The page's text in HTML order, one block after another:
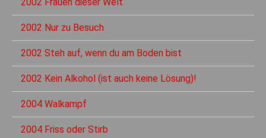
2002 Nur zu Besuch
2002 Steh auf, wenn du am Boden bist
2002 Kein Alkohol (ist auch keine Lösung)!
2004 Walkampf
2004 Friss oder Stirb